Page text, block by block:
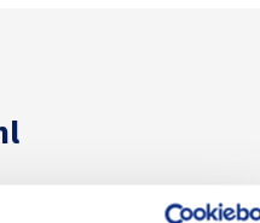
en verhuisliften: bij